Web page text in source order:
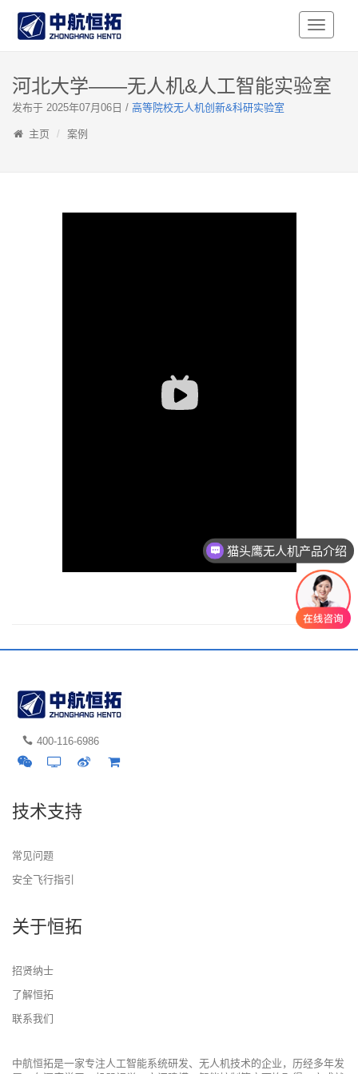
Toggle
河北大学——无人机&人工智能实验室
发布于 2025年07月06日 / 高等院校无人机创新&科研实验室
主页 案例
400-116-6986
技术支持
常见问题
安全飞行指引
关于恒拓
招贤纳士
了解恒拓
联系我们
中航恒拓是一家专注人工智能系统研发、无人机技术的企业，历经多年发
猫头鹰无人机产品介绍